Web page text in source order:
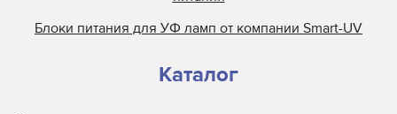
Блоки питания для УФ ламп от компании Smart-UV
Каталог